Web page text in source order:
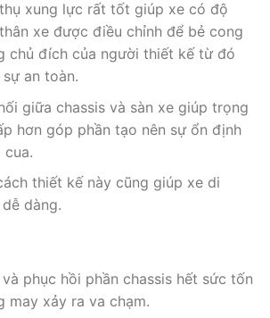
xung lực rất tốt giúp xe có độ
xe được điều chỉnh để bẻ cong
chủ đích của người thiết kế từ đó
an toàn.
giữa chassis và sàn xe giúp trọng
hơn góp phần tạo nên sự ổn định
cua.
thiết kế này cũng giúp xe di
dàng.
phục hồi phần chassis hết sức tốn
may xảy ra va chạm.